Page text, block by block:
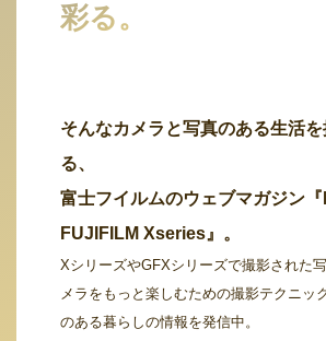
彩る。
そんなカメラと写真のある生活
る、
富士フイルムのウェブマガジン
FUJIFILM Xseries』。
XシリーズやGFXシリーズで撮影された
メラをもっと楽しむための撮影テクニッ
のある暮らしの情報を発信中。